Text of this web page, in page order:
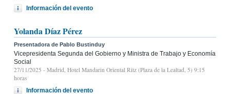
Información del evento
Yolanda Díaz Pérez
Presentadora de Pablo Bustinduy
Vicepresidenta Segunda del Gobierno y Ministra de Trabajo y Economía
Social
27/11/2025 - Madrid, Hotel Mandarin Oriental Ritz (Plaza de la Lealtad, 5) 9:15
horas
Información del evento